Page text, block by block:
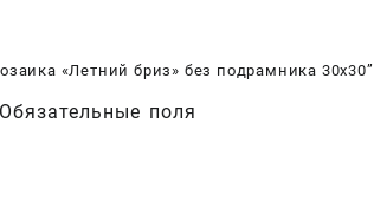
«Летний бриз» без подрамника 30х30”
Обязательные поля